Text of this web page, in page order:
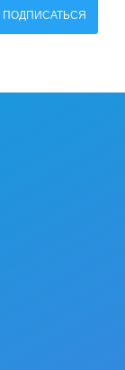
ПОДПИСАТЬСЯ